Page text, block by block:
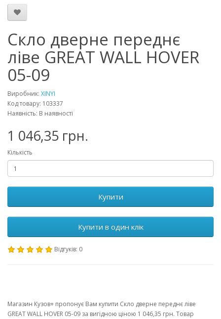
Скло дверне переднє
ліве GREAT WALL HOVER
05-09
Виробник: XINYI
Код товару: 103337
Наявність: В наявності
1 046,35 грн.
Кількість
Купити
Купити в один клік
Відгуків: 0
Магазин Кузов+ пропонує Вам купити Скло дверне переднє ліве
GREAT WALL HOVER 05-09 за вигідною ціною 1 046,35 грн. Товар